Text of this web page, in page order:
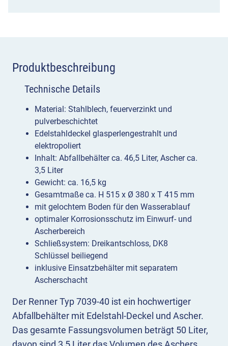
Produktbeschreibung
Der Renner Typ 7039-40 ist ein hochwertiger
Abfallbehälter mit Edelstahl-Deckel und Ascher.
Das gesamte Fassungsvolumen beträgt 50 Liter,
Technische Details
Material: Stahlblech, feuerverzinkt und
pulverbeschichtet
Edelstahldeckel glasperlengestrahlt und
elektropoliert
Inhalt: Abfallbehälter ca. 46,5 Liter, Ascher ca.
3,5 Liter
Gewicht: ca. 16,5 kg
Gesamtmaße ca. H 515 x Ø 380 x T 415 mm
mit gelochtem Boden für den Wasserablauf
optimaler Korrosionsschutz im Einwurf- und
Ascherbereich
Schließsystem: Dreikantschloss, DK8
Schlüssel beiliegend
inklusive Einsatzbehälter mit separatem
Ascherschacht